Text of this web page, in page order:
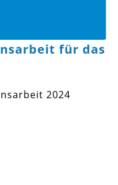
für das
2024